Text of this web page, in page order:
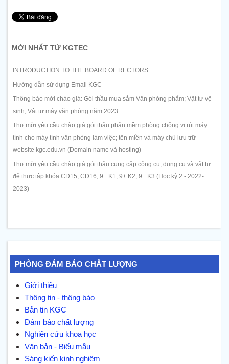
MỚI NHẤT TỪ KGTEC
INTRODUCTION TO THE BOARD OF RECTORS
Hướng dẫn sử dụng Email KGC
Thông báo mời chào giá: Gói thầu mua sắm Văn phòng phẩm; Vật tư vệ
sinh; Vật tư máy văn phòng năm 2023
Thư mời yêu cầu chào giá gói thầu phần mềm phòng chống vi rút máy
tính cho máy tính văn phòng làm việc; tên miền và máy chủ lưu trữ
website kgc.edu.vn (Domain name và hosting)
Thư mời yêu cầu chào giá gói thầu cung cấp công cụ, dụng cụ và vật tư
để thực tập khóa CĐ15, CĐ16, 9+ K1, 9+ K2, 9+ K3 (Học kỳ 2 - 2022-
2023)
PHÒNG ĐẢM BẢO CHẤT LƯỢNG
Giới thiệu
Thông tin - thông báo
Bản tin KGC
Đảm bảo chất lượng
Nghiên cứu khoa học
Văn bản - Biểu mẫu
Sáng kiến kinh nghiệm